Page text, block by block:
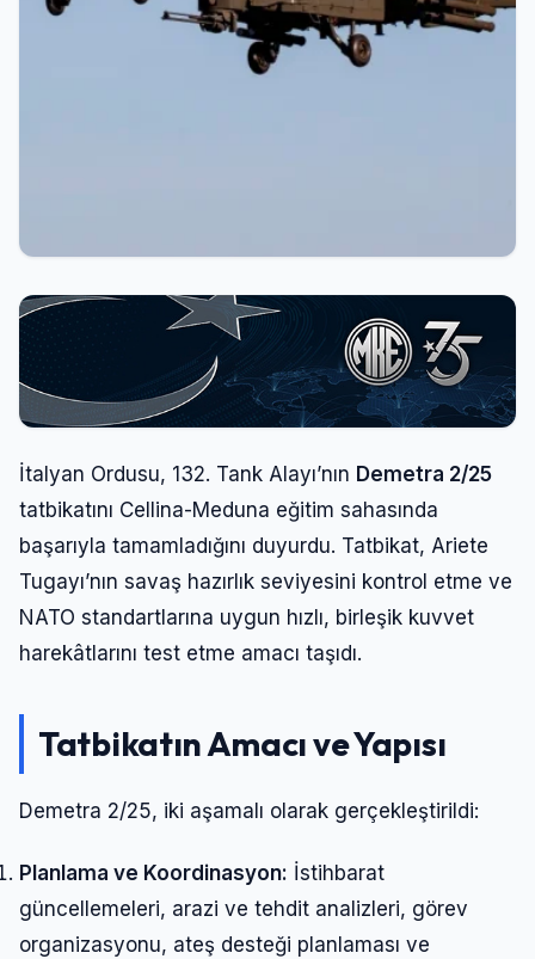
İtalyan Ordusu, 132. Tank Alayı’nın Demetra 2/25
tatbikatını Cellina-Meduna eğitim sahasında
başarıyla tamamladığını duyurdu. Tatbikat, Ariete
Tugayı’nın savaş hazırlık seviyesini kontrol etme ve
NATO standartlarına uygun hızlı, birleşik kuvvet
harekâtlarını test etme amacı taşıdı.
Tatbikatın Amacı ve Yapısı
Demetra 2/25, iki aşamalı olarak gerçekleştirildi:
Planlama ve Koordinasyon: İstihbarat
güncellemeleri, arazi ve tehdit analizleri, görev
organizasyonu, ateş desteği planlaması ve